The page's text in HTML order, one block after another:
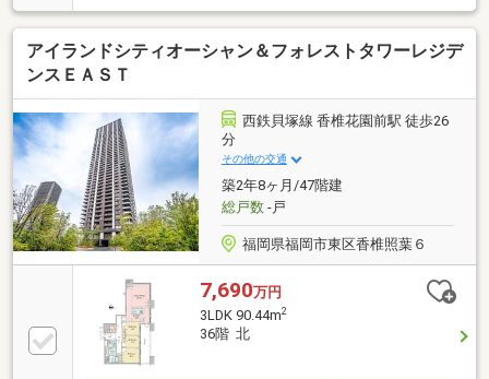
る脱衣洗面スペース◆浴室設備は追い炊き可能なセミ
オートバス◆24H換気システム（浴室暖房乾燥機）◆
たっぷり収納できるウォークインクローゼット付き◆
窓ガラスはペアサッシを使用◆下駄箱はシューズイン
ンクルーム（約２．８７㎡／月額２，０００円）付
アイランドシティオーシャン＆フォレストタワーレジデ
ンスＥＡＳＴ
西鉄貝塚線 香椎花園前駅 徒歩26
分
その他の交通
築2年8ヶ月/47階建
総戸数-戸
福岡県福岡市東区香椎照葉６
7,690万円
3LDK 90.44m2
36階 北